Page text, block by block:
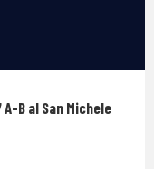
B al San Michele